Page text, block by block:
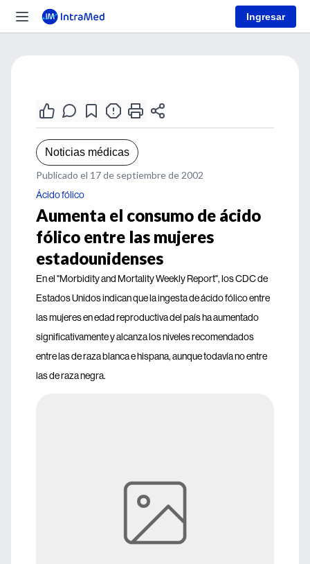
Ingresar
Noticias médicas
Publicado el 17 de septiembre de 2002
Ácido fólico
Aumenta el consumo de ácido
fólico entre las mujeres
estadounidenses
En el "Morbidity and Mortality Weekly Report", los CDC de
Estados Unidos indican que la ingesta de ácido fólico entre
las mujeres en edad reproductiva del país ha aumentado
significativamente y alcanza los niveles recomendados
entre las de raza blanca e hispana, aunque todavía no entre
las de raza negra.